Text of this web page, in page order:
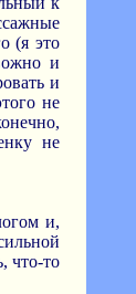
(я это
и
и
не
не
и,
что-то